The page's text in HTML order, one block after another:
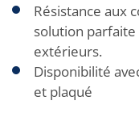
Résistance aux
solution
extérieurs.
Disponibilité
et plaqué